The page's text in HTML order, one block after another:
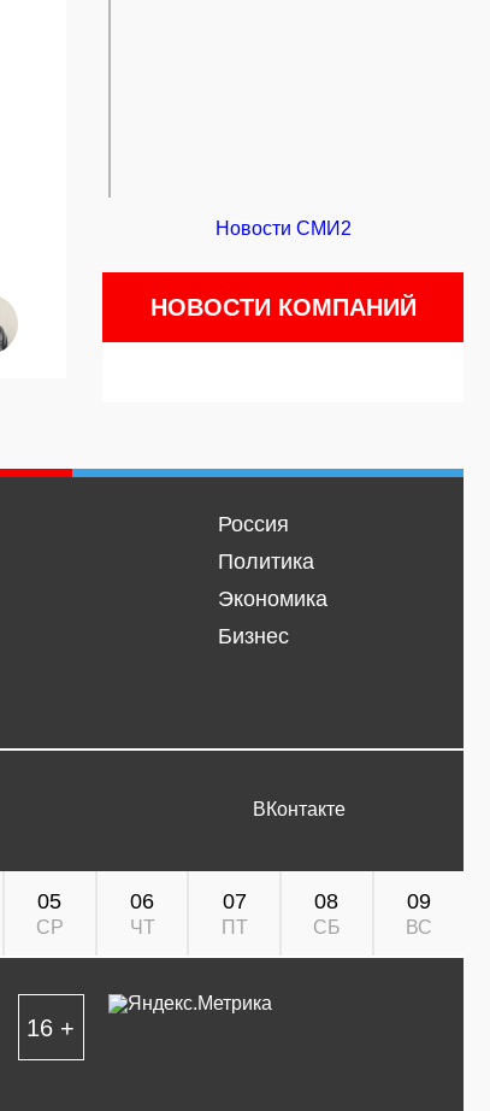
Новости СМИ2
НОВОСТИ КОМПАНИЙ
Россия
Политика
Экономика
Бизнес
ВКонтакте
05
СР
06
ЧТ
07
ПТ
08
СБ
09
ВС
16 +